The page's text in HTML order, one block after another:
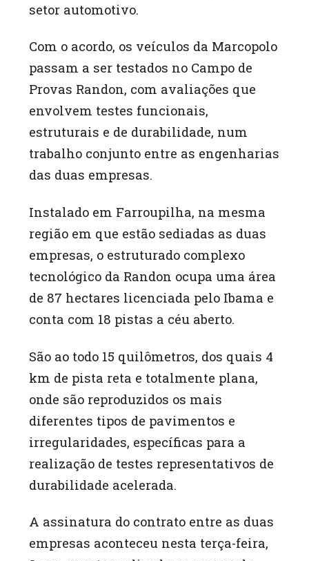
setor automotivo.
Com o acordo, os veículos da Marcopolo
passam a ser testados no Campo de
Provas Randon, com avaliações que
envolvem testes funcionais,
estruturais e de durabilidade, num
trabalho conjunto entre as engenharias
das duas empresas.
Instalado em Farroupilha, na mesma
região em que estão sediadas as duas
empresas, o estruturado complexo
tecnológico da Randon ocupa uma área
de 87 hectares licenciada pelo Ibama e
conta com 18 pistas a céu aberto.
São ao todo 15 quilômetros, dos quais 4
km de pista reta e totalmente plana,
onde são reproduzidos os mais
diferentes tipos de pavimentos e
irregularidades, específicas para a
realização de testes representativos de
durabilidade acelerada.
A assinatura do contrato entre as duas
empresas aconteceu nesta terça-feira,